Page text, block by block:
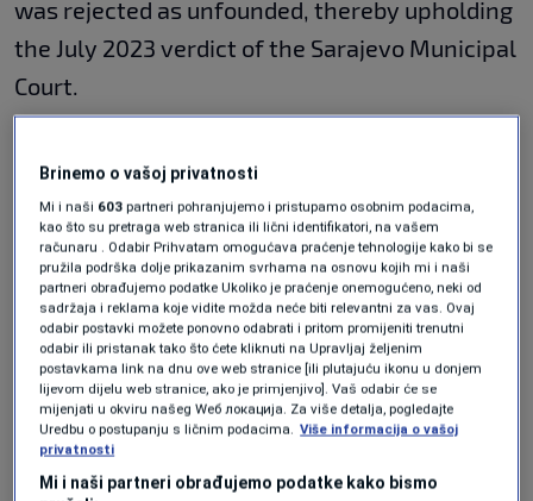
was rejected as unfounded, thereby upholding
the July 2023 verdict of the Sarajevo Municipal
Court.
In the initial ruling, Dujmovic was acquitted of
charges that, between June 1, 2015, and July 1,
2016, in her capacity as a public official and as
the Federal Minister of Culture and Sports, she
knowingly neglected to determine whether
four individuals met the requirements for
advisor positions, instead signing
appointment decisions following interviews
with the candidates.
Brinemo o vašoj privatnosti
Mi i naši 603 partneri pohranjujemo i pristupamo osobnim podacima,
kao što su pretraga web stranica ili lični identifikatori, na vašem
računaru . Odabir Prihvatam omogućava praćenje tehnologije kako bi se
pružila podrška dolje prikazanim svrhama na osnovu kojih mi i naši
partneri obrađujemo podatke Ukoliko je praćenje onemogućeno, neki od
sadržaja i reklama koje vidite možda neće biti relevantni za vas. Ovaj
odabir postavki možete ponovno odabrati i pritom promijeniti trenutni
odabir ili pristanak tako što ćete kliknuti na Upravljaj željenim
postavkama link na dnu ove web stranice [ili plutajuću ikonu u donjem
lijevom dijelu web stranice, ako je primjenjivo]. Vaš odabir će se
mijenjati u okviru našeg Wеб локација. Za više detalja, pogledajte
Uredbu o postupanju s ličnim podacima. Više informacija o vašoj
privatnosti
Mi i naši partneri obrađujemo podatke kako bismo